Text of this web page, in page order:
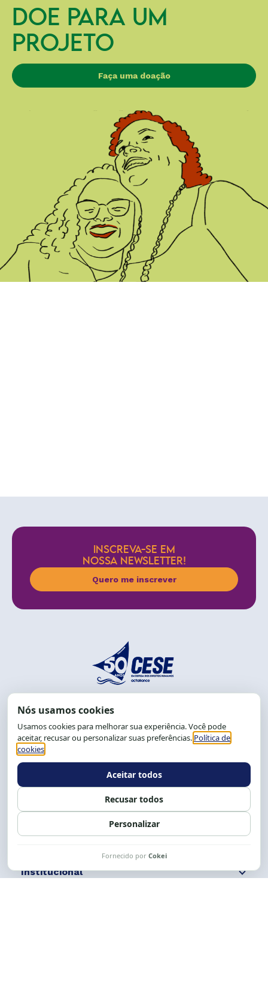
DOE PARA UM
PROJETO
Faça uma doação
INSCREVA-SE EM
NOSSA NEWSLETTER!
Quero me inscrever
End.: R. da Graça, 150. Graça
CEP: 40.150-055
Salvador-BA, Brasil.
Tel.: (71) 2104-5457, Cel.: (71) 9 9239-2104 ou 2105
Expediente: 8h às 12h e 13 às 17h.
Siga nossas redes Fale conosco
Institucional